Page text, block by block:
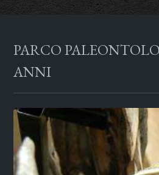
PARCO
ANNI